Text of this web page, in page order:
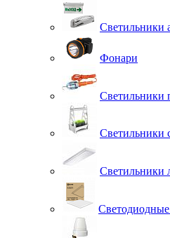
Светильники
Фонари
Светильники
Светильники
Светильники